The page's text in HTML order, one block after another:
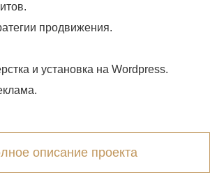
продвижения.
и установка на Wordpress.
описание проекта